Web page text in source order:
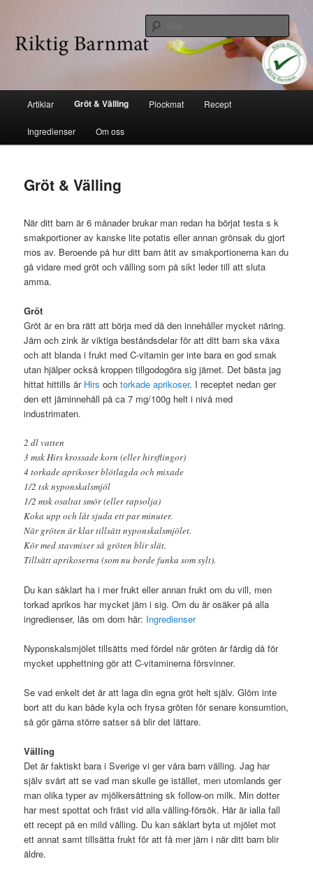
huvudinnehåll
Riktig barnmat
Sök
Artiklar Gröt & Välling Plockmat Recept
Ingredienser Om oss
Gröt & Välling
När ditt barn är 6 månader brukar man redan ha börjat testa s k
smakportioner av kanske lite potatis eller annan grönsak du gjort
mos av. Beroende på hur ditt barn ätit av smakportionerna kan du
gå vidare med gröt och välling som på sikt leder till att sluta
amma.
Gröt
Gröt är en bra rätt att börja med då den innehåller mycket näring.
Järn och zink är viktiga beståndsdelar för att ditt barn ska växa
och att blanda i frukt med C-vitamin ger inte bara en god smak
utan hjälper också kroppen tillgodogöra sig järnet. Det bästa jag
hittat hittills är Hirs ochtorkade aprikoser. I receptet nedan ger
den ett järninnehåll på ca 7 mg/100g helt i nivå med
industrimaten.
2 dl vatten
3 msk Hirs krossade korn (eller hirsflingor)
4 torkade aprikoser blötlagda och mixade
1/2 tsk nyponskalsmjöl
1/2 msk osaltat smör (eller rapsolja)
Koka upp och låt sjuda ett par minuter.
När gröten är klar tillsätt nyponskalsmjölet.
Kör med stavmixer så gröten blir slät.
Tillsätt aprikoserna (som nu borde funka som sylt).
Du kan såklart ha i mer frukt eller annan frukt om du vill, men
torkad aprikos har mycket järn i sig. Om du är osäker på alla
ingredienser, läs om dom här: Ingredienser
Nyponskalsmjölet tillsätts med fördel när gröten är färdig då för
mycket upphettning gör att C-vitaminerna försvinner.
Se vad enkelt det är att laga din egna gröt helt själv. Glöm inte
bort att du kan både kyla och frysa gröten för senare konsumtion,
så gör gärna större satser så blir det lättare.
Välling
Det är faktiskt bara i Sverige vi ger våra barn välling. Jag har
själv svårt att se vad man skulle ge istället, men utomlands ger
man olika typer av mjölkersättning sk follow-on milk. Min dotter
har mest spottat och fräst vid alla välling-försök. Här är ialla fall
ett recept på en mild välling. Du kan såklart byta ut mjölet mot
ett annat samt tillsätta frukt för att få mer järn i när ditt barn blir
äldre.